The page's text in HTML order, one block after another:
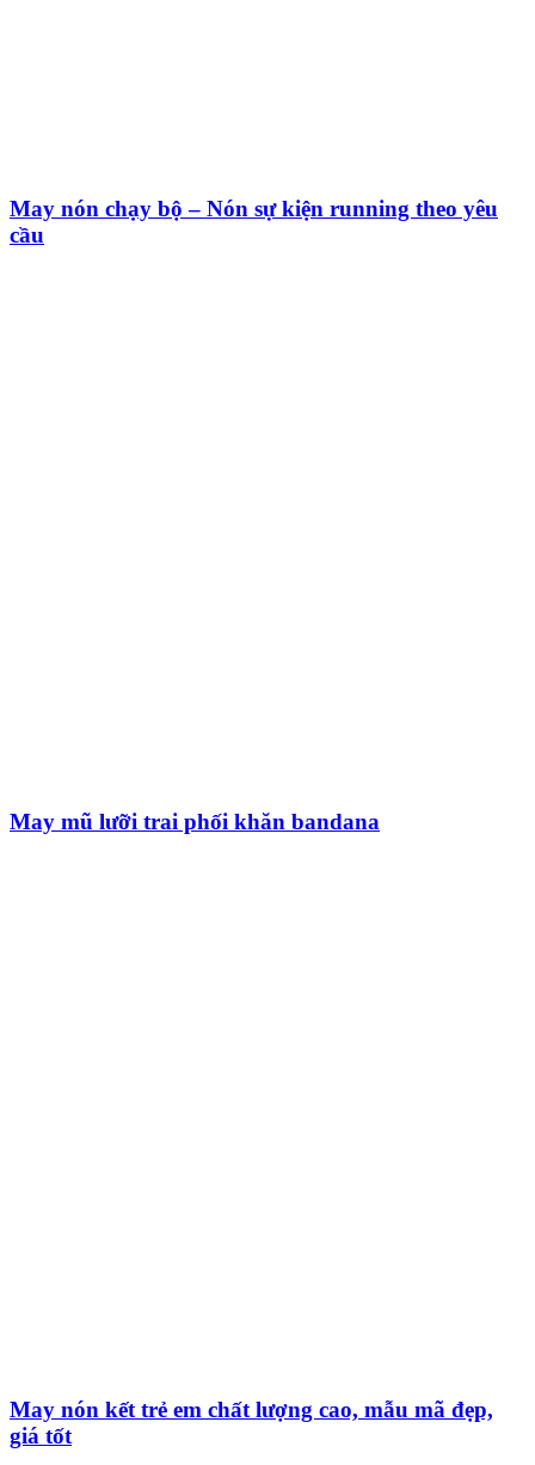
May nón chạy bộ – Nón sự kiện running theo yêu
cầu
May mũ lưỡi trai phối khăn bandana
May nón kết trẻ em chất lượng cao, mẫu mã đẹp,
giá tốt